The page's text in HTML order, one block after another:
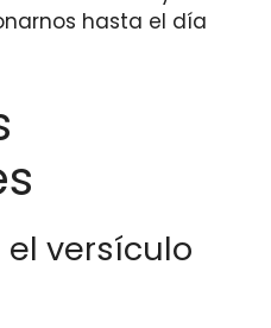
hasta el día
el versículo